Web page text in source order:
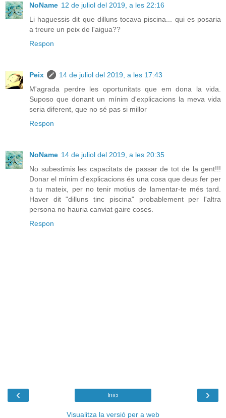
NoName 12 de juliol del 2019, a les 22:16
Li haguessis dit que dilluns tocava piscina... qui es posaria
a treure un peix de l'aigua??
Respon
Peix
14 de juliol del 2019, a les 17:43
M'agrada perdre les oportunitats que em dona la vida.
Suposo que donant un mínim d'explicacions la meva vida
seria diferent, que no sé pas si millor
Respon
NoName 14 de juliol del 2019, a les 20:35
No subestimis les capacitats de passar de tot de la gent!!!
Donar el mínim d'explicacions és una cosa que deus fer per
a tu mateix, per no tenir motius de lamentar-te més tard.
Haver dit "dilluns tinc piscina" probablement per l'altra
persona no hauria canviat gaire coses.
Respon
‹ ›
Inici
Visualitza la versió per a web